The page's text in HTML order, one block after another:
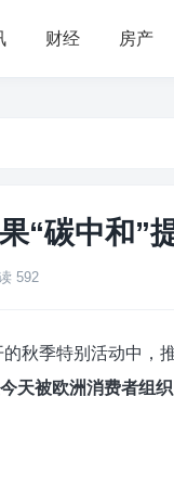
财经 房产
“碳中和”
592
秋季特别活动中，
天被欧洲消费者组